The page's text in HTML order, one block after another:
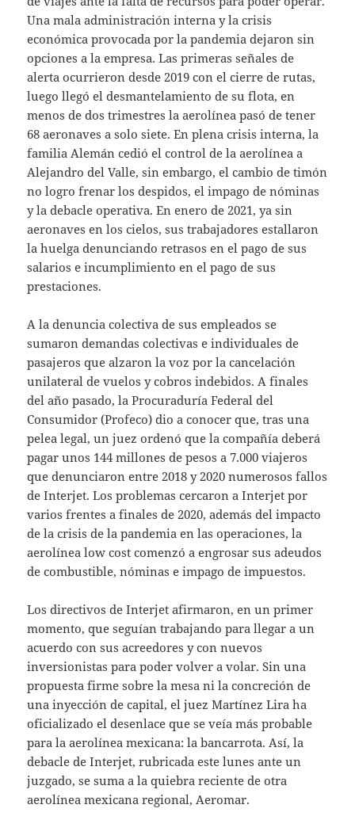
Una mala administración interna y la crisis
económica provocada por la pandemia dejaron sin
opciones a la empresa. Las primeras señales de
alerta ocurrieron desde 2019 con el cierre de rutas,
luego llegó el desmantelamiento de su flota, en
menos de dos trimestres la aerolínea pasó de tener
68 aeronaves a solo siete. En plena crisis interna, la
familia Alemán cedió el control de la aerolínea a
Alejandro del Valle, sin embargo, el cambio de timón
no logro frenar los despidos, el impago de nóminas
y la debacle operativa. En enero de 2021, ya sin
aeronaves en los cielos, sus trabajadores estallaron
la huelga denunciando retrasos en el pago de sus
salarios e incumplimiento en el pago de sus
prestaciones.
A la denuncia colectiva de sus empleados se
sumaron demandas colectivas e individuales de
pasajeros que alzaron la voz por la cancelación
unilateral de vuelos y cobros indebidos. A finales
del año pasado, la Procuraduría Federal del
Consumidor (Profeco) dio a conocer que, tras una
pelea legal, un juez ordenó que la compañía deberá
pagar unos 144 millones de pesos a 7.000 viajeros
que denunciaron entre 2018 y 2020 numerosos fallos
de Interjet. Los problemas cercaron a Interjet por
varios frentes a finales de 2020, además del impacto
de la crisis de la pandemia en las operaciones, la
aerolínea low cost comenzó a engrosar sus adeudos
de combustible, nóminas e impago de impuestos.
Los directivos de Interjet afirmaron, en un primer
momento, que seguían trabajando para llegar a un
acuerdo con sus acreedores y con nuevos
inversionistas para poder volver a volar. Sin una
propuesta firme sobre la mesa ni la concreción de
una inyección de capital, el juez Martínez Lira ha
oficializado el desenlace que se veía más probable
para la aerolínea mexicana: la bancarrota. Así, la
debacle de Interjet, rubricada este lunes ante un
juzgado, se suma a la quiebra reciente de otra
aerolínea mexicana regional, Aeromar.